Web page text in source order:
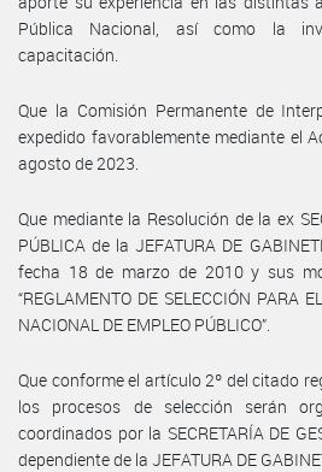
Pública Nacional, así como la
capacitación.
Que la Comisión Permanente de
expedido favorablemente mediante el
agosto de 2023.
Que mediante la Resolución de la ex
PÚBLICA de la JEFATURA DE
fecha 18 de marzo de 2010 y sus
“REGLAMENTO DE SELECCIÓN PARA
NACIONAL DE EMPLEO PÚBLICO”.
Que conforme el artículo 2º del citado
los procesos de selección serán
coordinados por la SECRETARÍA DE
dependiente de la JEFATURA DE